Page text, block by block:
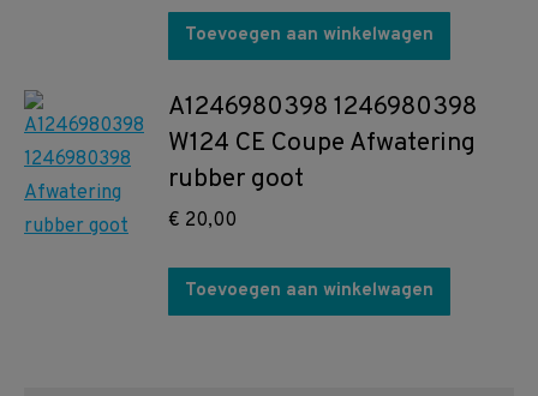
Toevoegen aan winkelwagen
A1246980398 1246980398
W124 CE Coupe Afwatering
rubber goot
€ 20,00
Toevoegen aan winkelwagen